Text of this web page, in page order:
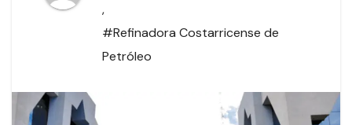
,
#Refinadora Costarricense de
Petróleo